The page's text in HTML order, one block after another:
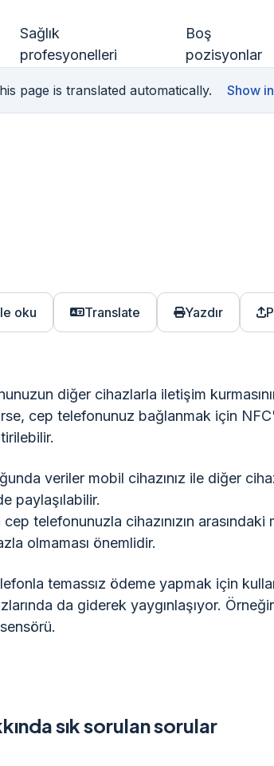
Sağlık
profesyonelleri
Boş
pozisyonlar
page is translated automatically. Show
oku Translate Yazdır
diğer cihazlarla iletişim
cep telefonunuz bağlanmak için
veriler mobil cihazınız ile diğer
paylaşılabilir.
telefonunuzla cihazınızın arasındaki
olmaması önemlidir.
temassız ödeme yapmak için
da giderek yaygınlaşıyor.
sık sorulan sorular